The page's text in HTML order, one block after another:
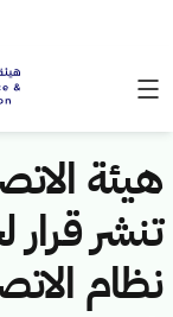
هيئة
تنشر
نظام